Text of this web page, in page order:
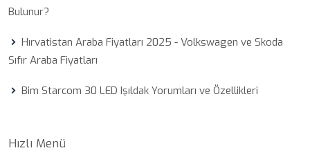
Bulunur?
Hırvatistan Araba Fiyatları 2025 - Volkswagen ve Skoda
Sıfır Araba Fiyatları
Bim Starcom 30 LED Işıldak Yorumları ve Özellikleri
Hızlı Menü